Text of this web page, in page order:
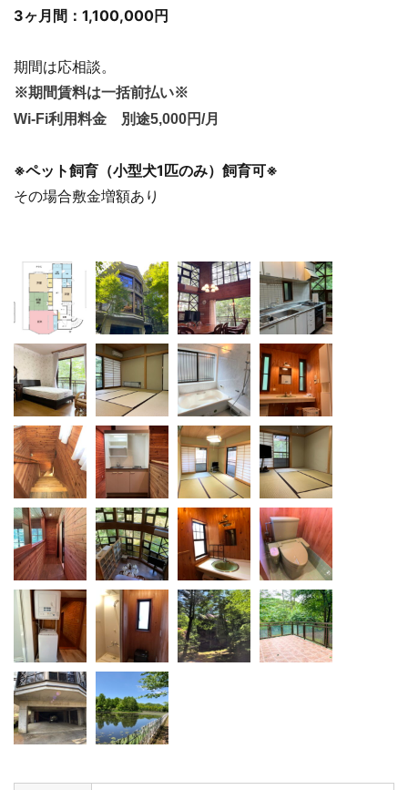
3ヶ月間：1,100,000円
期間は応相談。
※期間賃料は一括前払い※
Wi-Fi利用料金 別途5,000円/月
※ペット飼育（小型犬1匹のみ）飼育可※
その場合敷金増額あり